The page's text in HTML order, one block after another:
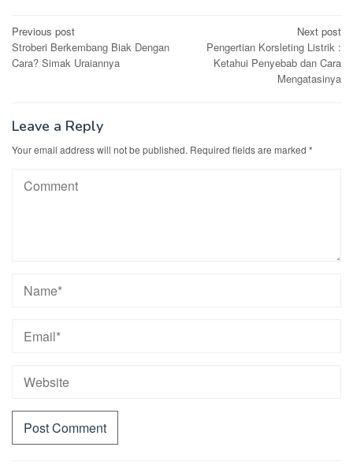
Post
navigation
Previous post
Stroberi Berkembang Biak Dengan
Cara? Simak Uraiannya
Next post
Pengertian Korsleting Listrik :
Ketahui Penyebab dan Cara
Mengatasinya
Leave a Reply
Your email address will not be published. Required fields are marked *